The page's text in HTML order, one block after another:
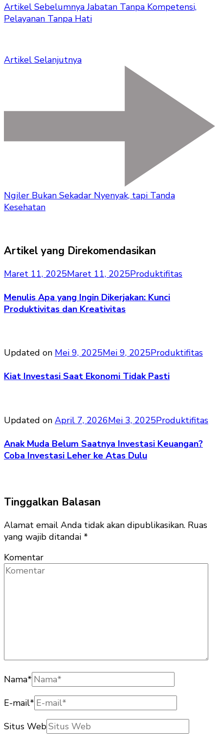
Artikel Sebelumnya Jabatan Tanpa Kompetensi,
Pelayanan Tanpa Hati
Artikel Selanjutnya
Ngiler Bukan Sekadar Nyenyak, tapi Tanda
Kesehatan
Artikel yang Direkomendasikan
Maret 11, 2025Maret 11, 2025Produktifitas
Menulis Apa yang Ingin Dikerjakan: Kunci
Produktivitas dan Kreativitas
Updated on Mei 9, 2025Mei 9, 2025Produktifitas
Kiat Investasi Saat Ekonomi Tidak Pasti
Updated on April 7, 2026Mei 3, 2025Produktifitas
Anak Muda Belum Saatnya Investasi Keuangan?
Coba Investasi Leher ke Atas Dulu
Tinggalkan Balasan
Alamat email Anda tidak akan dipublikasikan. Ruas
yang wajib ditandai *
Komentar
Nama*
E-mail*
Situs Web